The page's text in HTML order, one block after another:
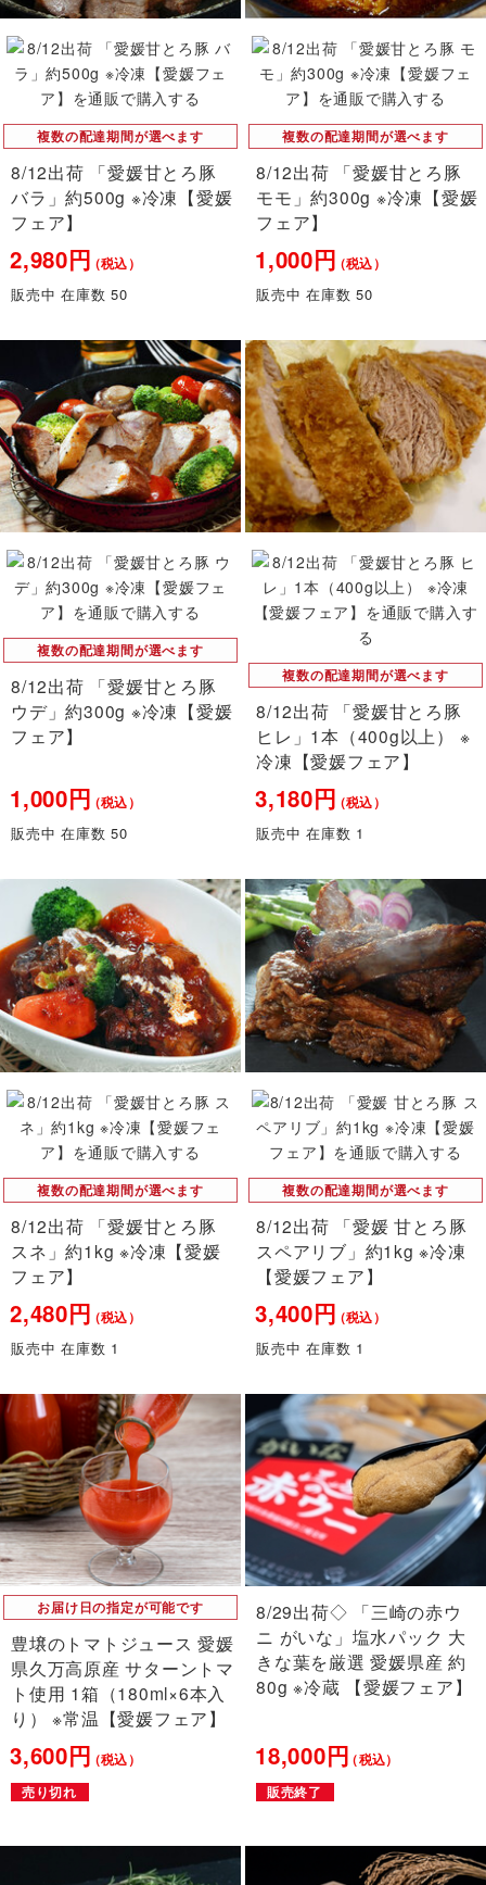
複数の配達期間が選べます
8/12出荷 「愛媛甘とろ豚
バラ」約500g ※冷凍【愛媛
フェア】
2,980円 （税込）
販売中 在庫数 50
複数の配達期間が選べます
8/12出荷 「愛媛甘とろ豚
モモ」約300g ※冷凍【愛媛
フェア】
1,000円 （税込）
販売中 在庫数 50
複数の配達期間が選べます
8/12出荷 「愛媛甘とろ豚
ウデ」約300g ※冷凍【愛媛
フェア】
1,000円 （税込）
販売中 在庫数 50
複数の配達期間が選べます
8/12出荷 「愛媛甘とろ豚
ヒレ」1本（400g以上） ※
冷凍【愛媛フェア】
3,180円 （税込）
販売中 在庫数 1
複数の配達期間が選べます
8/12出荷 「愛媛甘とろ豚
スネ」約1kg ※冷凍【愛媛
フェア】
2,480円 （税込）
販売中 在庫数 1
複数の配達期間が選べます
8/12出荷 「愛媛 甘とろ豚
スペアリブ」約1kg ※冷凍
【愛媛フェア】
3,400円 （税込）
販売中 在庫数 1
お届け日の指定が可能です
豊壌のトマトジュース 愛媛
県久万高原産 サターントマ
ト使用 1箱（180ml×6本入
り） ※常温【愛媛フェア】
3,600円（税込）
売り切れ
8/29出荷◇ 「三崎の赤ウ
ニ がいな」塩水パック 大
きな葉を厳選 愛媛県産 約
80g ※冷蔵 【愛媛フェア】
18,000円（税込）
販売終了